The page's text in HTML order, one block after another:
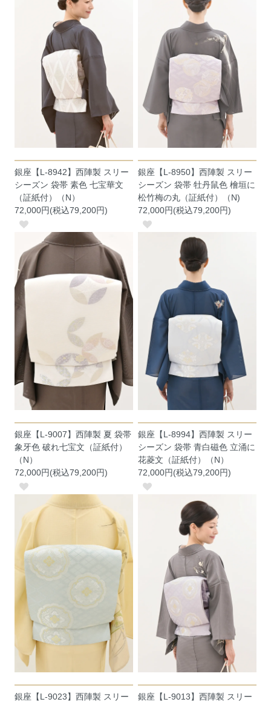
銀座【L-8942】西陣製 スリー
シーズン 袋帯 素色 七宝華文
（証紙付）（N）
72,000円(税込79,200円)
銀座【L-8950】西陣製 スリー
シーズン 袋帯 牡丹鼠色 檜垣に
松竹梅の丸（証紙付）（N)
72,000円(税込79,200円)
銀座【L-9007】西陣製 夏 袋帯
象牙色 破れ七宝文（証紙付）
（N）
72,000円(税込79,200円)
銀座【L-8994】西陣製 スリー
シーズン 袋帯 青白磁色 立涌に
花菱文（証紙付）（N）
72,000円(税込79,200円)
銀座【L-9023】西陣製 スリー
銀座【L-9013】西陣製 スリー